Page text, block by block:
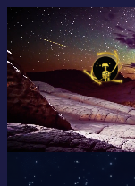
Перейти
к
содержимому